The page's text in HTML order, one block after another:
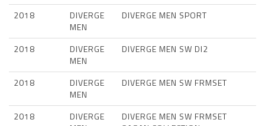
2018
DIVERGE
MEN
DIVERGE MEN SPORT
2018
DIVERGE
MEN
DIVERGE MEN SW DI2
2018
DIVERGE
MEN
DIVERGE MEN SW FRMSET
2018
DIVERGE
DIVERGE MEN SW FRMSET